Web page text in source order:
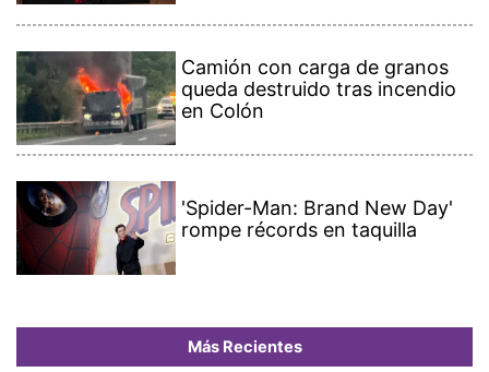
Camión con carga de granos
queda destruido tras incendio
en Colón
'Spider-Man: Brand New Day'
rompe récords en taquilla
Más Recientes